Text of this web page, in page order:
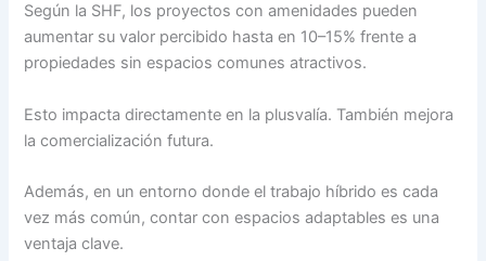
Según la SHF, los proyectos con amenidades pueden
aumentar su valor percibido hasta en 10–15% frente a
propiedades sin espacios comunes atractivos.
Esto impacta directamente en la plusvalía. También mejora
la comercialización futura.
Además, en un entorno donde el trabajo híbrido es cada
vez más común, contar con espacios adaptables es una
ventaja clave.